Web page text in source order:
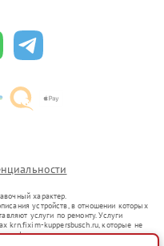
характер.
устройств, в отношении которых
услуги по ремонту. Услуги
krn.fixim-kuppersbusch.ru, которые не
официальными представителями.